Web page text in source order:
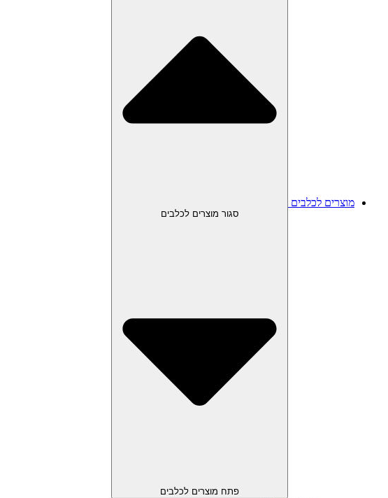
מוצרים לכלבים
סגור מוצרים לכלבים
פתח מוצרים לכלבים